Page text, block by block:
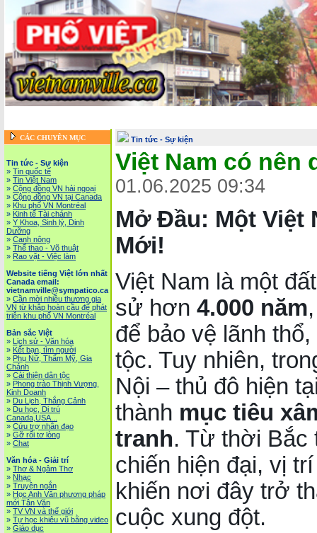
CÁC CHUYÊN MỤC
Tin tức - Sự kiện
» Tin quốc tế
» Tin Việt Nam
» Cộng đồng VN hải ngoại
» Cộng đồng VN tại Canada
» Khu phố VN Montréal
» Kinh tế Tài chánh
» Y Khoa, Sinh lý, Dinh
Dưỡng
» Canh nông
» Thể thao - Võ thuật
» Rao vặt - Việc làm
Website tiếng Việt lớn nhất
Canada email:
vietnamville@sympatico.ca
» Cần mời nhiều thương gia
VN từ khắp hoàn cầu để phát
triễn khu phố VN Montréal
Bản sắc Việt
» Lịch sử - Văn hóa
» Kết bạn, tìm người
» Phụ Nữ, Thẩm Mỹ, Gia
Chánh
» Cải thiện dân tộc
» Phong trào Thịnh Vượng,
Kinh Doanh
» Du Lịch, Thắng Cảnh
» Du học, Di trú
Canada,USA...
» Cứu trợ nhân đạo
» Gỡ rối tơ lòng
» Chat
Văn hóa - Giải trí
» Thơ & Ngâm Thơ
» Nhạc
» Truyện ngắn
» Học Anh Văn phương pháp
mới Tân Văn
» TV VN và thế giới
» Tự học khiêu vũ bằng video
» Giáo dục
Tin tức - Sự kiện
Việt Nam có nên
01.06.2025 09:34
Mở Đầu: Một Việt
Mới!
Việt Nam là một
sử hơn 4.000 năm
để bảo vệ lãnh
tộc. Tuy nhiên,
Nội – thủ đô hiện
thành mục tiêu
tranh. Từ thời Bắc
chiến hiện đại, vị
khiến nơi đây trở
cuộc xung đột.